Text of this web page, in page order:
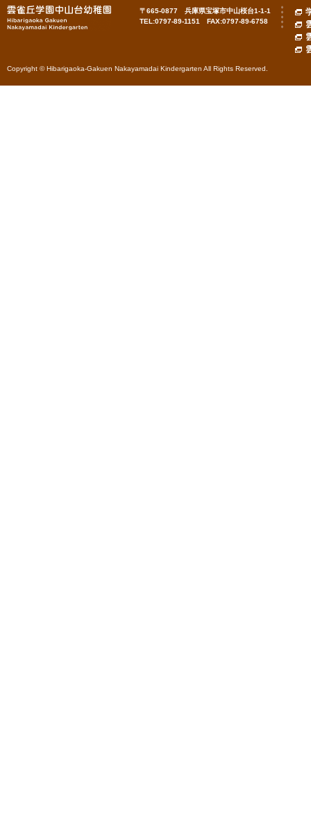
〒665-0877 兵庫県宝塚市中山桜台1-1-1
TEL:0797-89-1151 FAX:0797-89-6758
Copyright © Hibarigaoka-Gakuen Nakayamadai Kindergarten All Rights Reserved.